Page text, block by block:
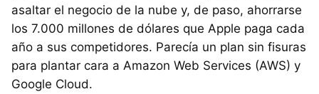
asaltar el negocio de la nube y, de paso, ahorrarse
los 7.000 millones de dólares que Apple paga cada
año a sus competidores. Parecía un plan sin fisuras
para plantar cara a Amazon Web Services (AWS) y
Google Cloud.